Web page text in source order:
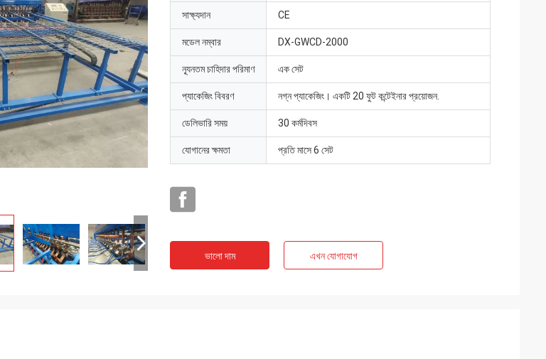
সাক্ষ্যদান CE
মডেল নম্বার DX-GWCD-2000
ন্যূনতম চাহিদার পরিমাণ এক সেট
প্যাকেজিং বিবরণ নগ্ন প্যাকেজিং। একটি 20 ফুট কন্টেইনার প্রয়োজন.
ডেলিভারি সময় 30 কর্মদিবস
যোগানের ক্ষমতা প্রতি মাসে 6 সেট
ভালো দাম এখন যোগাযোগ